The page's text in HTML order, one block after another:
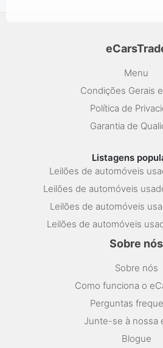
Menu
Condições Gerais
Política de
Garantia de
Listagens
Leilões de automóveis
Leilões de automóveis
Leilões de automóveis
Leilões de automóveis
Sobre nós
Sobre nós
Como funciona o
Perguntas
Junte-se à nossa
Blogue